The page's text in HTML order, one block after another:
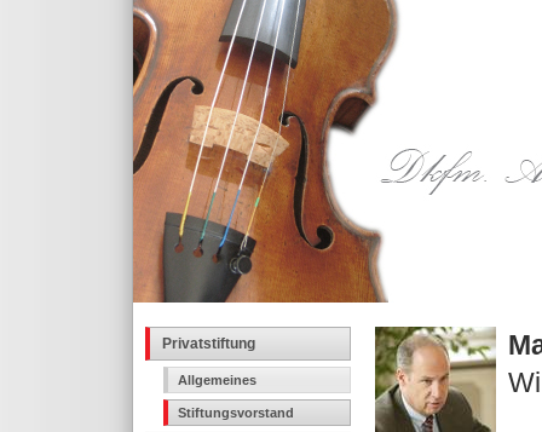
Privatstiftung
Allgemeines
Stiftungsvorstand